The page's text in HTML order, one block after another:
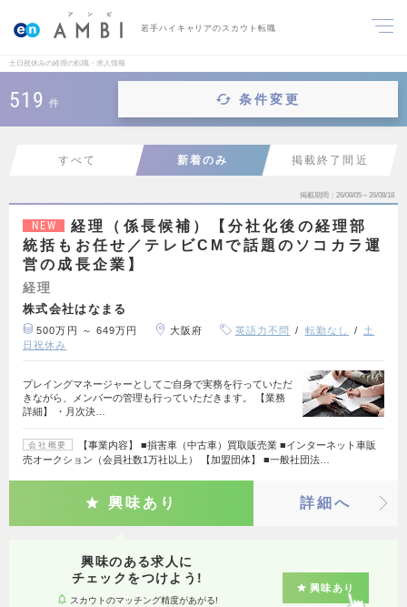
若手ハイキャリアのスカウト転職
土日祝休みの経理の転職・求人情報
519 件 条件変更
すべて 新着のみ 掲載終了間近
掲載期間 26/08/05～26/08/18
NEW
経理（係長候補）【分社化後の経理部
統括もお任せ／テレビCMで話題のソコカラ運
営の成長企業】
経理
株式会社はなまる
500万円 ～ 649万円 大阪府 英語力不問 転勤なし
土
日祝休み
プレイングマネージャーとしてご自身で実務を行っていただ
きながら、メンバーの管理も行っていただきます。 【業務
詳細】 ・月次決…
会社概要
【事業内容】 ■損害車（中古車）買取販売業 ■インターネット車販
売オークション（会員社数1万社以上） 【加盟団体】 ■一般社団法…
興味あり 詳細へ
興味のある求人に
チェックをつけよう!
スカウトのマッチング精度があがる!
興味あり